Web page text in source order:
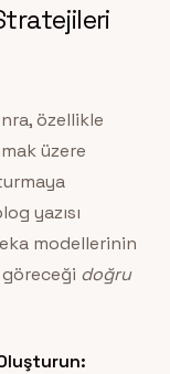
özellikle
üzere
yazısı
modellerinin
doğru